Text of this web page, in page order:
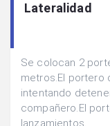
Lateralidad
Se colocan 2
metros.El portero
intentando
compañero.El
lanzamientos.